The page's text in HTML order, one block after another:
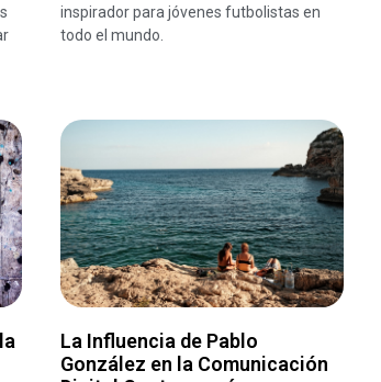
inspirador para jóvenes futbolistas en
todo el mundo.
La Influencia de Pablo
González en la Comunicación